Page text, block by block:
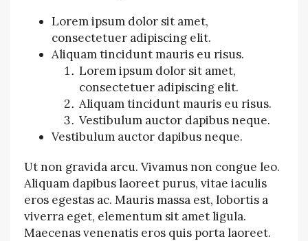
Lorem ipsum dolor sit amet,
consectetuer adipiscing elit.
Aliquam tincidunt mauris eu risus.
Lorem ipsum dolor sit amet,
consectetuer adipiscing elit.
Aliquam tincidunt mauris eu risus.
Vestibulum auctor dapibus neque.
Vestibulum auctor dapibus neque.
Ut non gravida arcu. Vivamus non congue leo.
Aliquam dapibus laoreet purus, vitae iaculis
eros egestas ac. Mauris massa est, lobortis a
viverra eget, elementum sit amet ligula.
Maecenas venenatis eros quis porta laoreet.